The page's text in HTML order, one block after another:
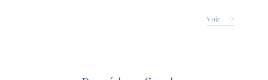
Voir